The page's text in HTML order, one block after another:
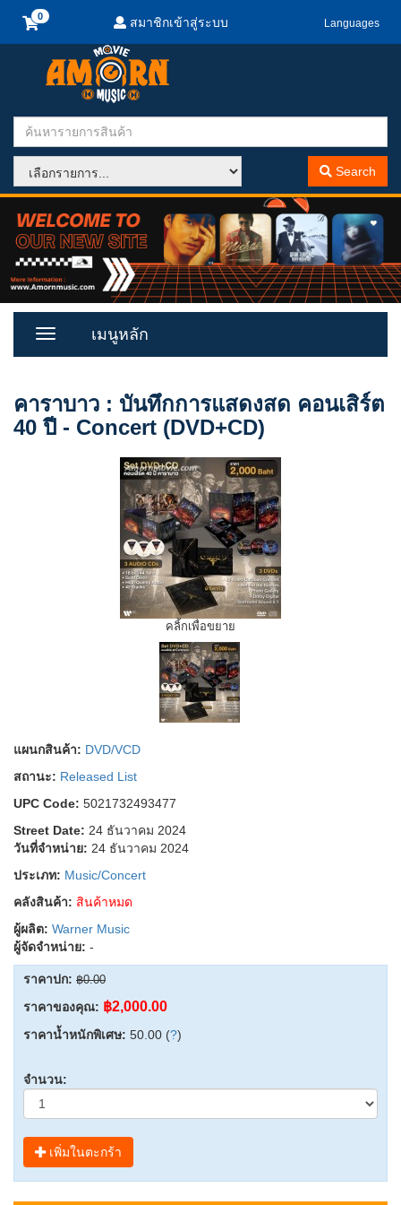
สมาชิกเข้าสู่ระบบ Languages
Search
Toggle
เมนูหลัก
คาราบาว : บันทึกการแสดงสด คอนเสิร์ต
40 ปี - Concert (DVD+CD)
คลิ้กเพื่อขยาย
แผนกสินค้า: DVD/VCD
สถานะ: Released List
UPC Code: 5021732493477
Street Date: 24 ธันวาคม 2024
วันที่จำหน่าย: 24 ธันวาคม 2024
ประเภท: Music/Concert
คลังสินค้า: สินค้าหมด
ผู้ผลิต: Warner Music
ผู้จัดจำหน่าย: -
ราคาปก: ฿0.00
ราคาของคุณ: ฿2,000.00
ราคาน้ำหนักพิเศษ: 50.00 (?)
จำนวน:
เพิ่มในตะกร้า